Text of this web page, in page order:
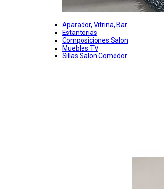
Aparador, Vitrina, Bar
Estanterias
Composiciones Salon
Muebles TV
Sillas Salon Comedor